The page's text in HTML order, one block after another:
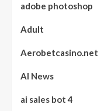
adobe photoshop
Adult
Aerobetcasino.net
AI News
ai sales bot 4